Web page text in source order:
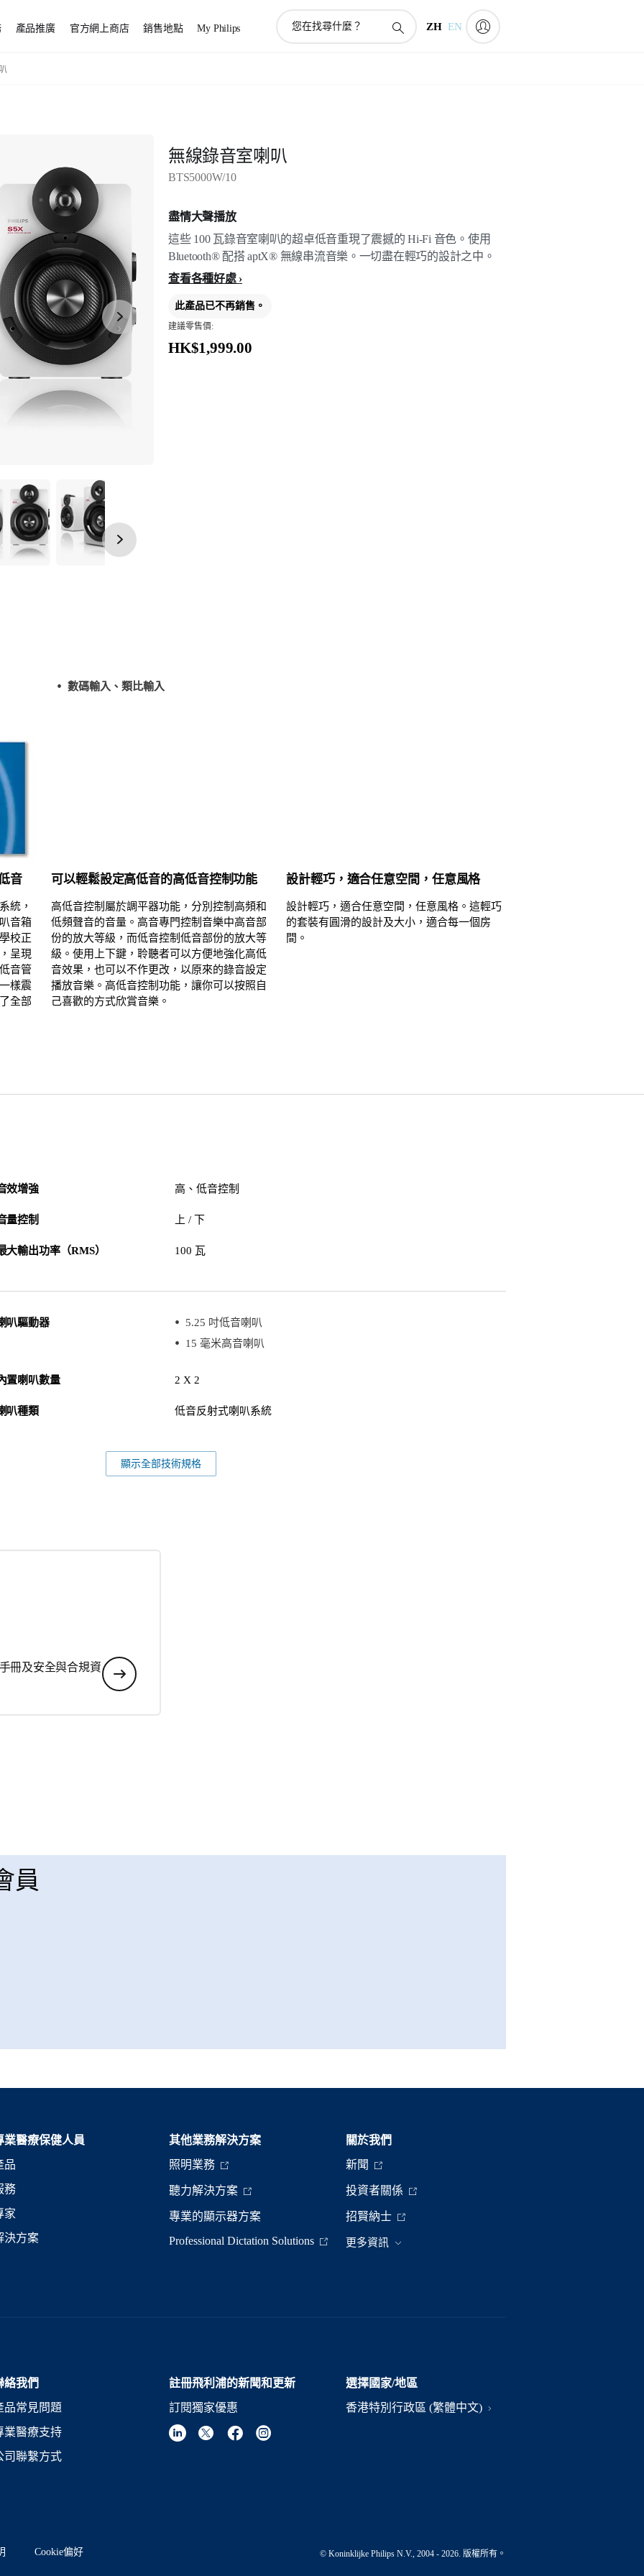
產品推廣 官方網上商店 銷售地點 My Philips ZH EN
無線錄音室喇叭
BTS5000W/10
盡情大聲播放
這些 100 瓦錄音室喇叭的超卓低音重現了震撼的 Hi-Fi 音色。使用
Bluetooth® 配搭 aptX® 無線串流音樂。一切盡在輕巧的設計之中。
查看各種好處
此產品已不再銷售。
建議零售價:
HK$1,999.00
數碼輸入、類比輸入
音
統，
音箱
校正
呈現
音管
樣震
全部
可以輕鬆設定高低音的高低音控制功能
高低音控制屬於調平器功能，分別控制高頻和
低頻聲音的音量。高音專門控制音樂中高音部
份的放大等級，而低音控制低音部份的放大等
級。使用上下鍵，聆聽者可以方便地強化高低
音效果，也可以不作更改，以原來的錄音設定
播放音樂。高低音控制功能，讓你可以按照自
己喜歡的方式欣賞音樂。
設計輕巧，適合任意空間，任意風格
設計輕巧，適合任意空間，任意風格。這輕巧
的套裝有圓滑的設計及大小，適合每一個房
間。
效增強 高、低音控制
量控制 上 / 下
大輸出功率（RMS） 100 瓦
叭驅動器
5.25 吋低音喇叭
15 毫米高音喇叭
置喇叭數量 2 X 2
叭種類 低音反射式喇叭系統
顯示全部技術規格
冊及安全與合規資
員
業醫療保健人員
品
務
家
決方案
其他業務解決方案​
照明業務
聽力解決方案
專業的顯示器方案
Professional Dictation Solutions
關於我們
新聞
投資者關係
招賢納士
更多資訊
絡我們
品常見問題
業醫療支持
司聯繫方式
註冊飛利浦的新聞和更新
訂閱獨家優惠
選擇國家/地區
香港特別行政區 (繁體中文)
Cookie偏好 © Koninklijke Philips N.V., 2004 - 2026. 版權所有。